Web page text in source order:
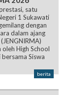
satu
1 Sukawati
dengan
dalam ajang
High School
Siswa
berita